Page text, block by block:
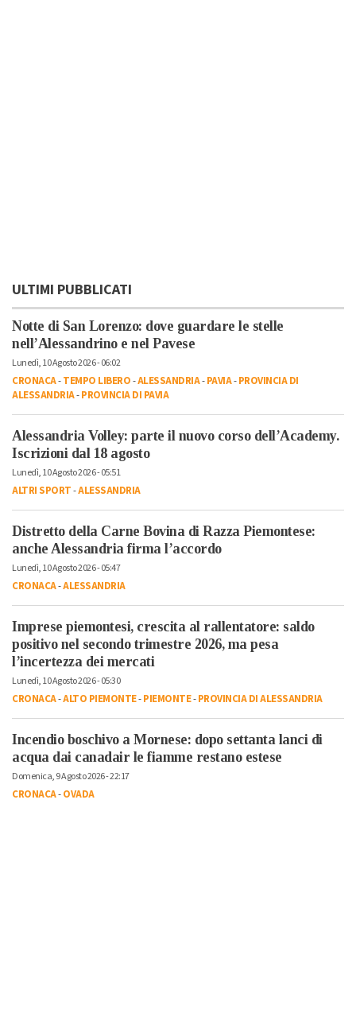
ULTIMI PUBBLICATI
Notte di San Lorenzo: dove guardare le stelle
nell’Alessandrino e nel Pavese
Lunedì, 10 Agosto 2026 - 06:02
CRONACA-TEMPO LIBERO-ALESSANDRIA-PAVIA-PROVINCIA DI
ALESSANDRIA-PROVINCIA DI PAVIA
Alessandria Volley: parte il nuovo corso dell’Academy.
Iscrizioni dal 18 agosto
Lunedì, 10 Agosto 2026 - 05:51
ALTRI SPORT-ALESSANDRIA
Distretto della Carne Bovina di Razza Piemontese:
anche Alessandria firma l’accordo
Lunedì, 10 Agosto 2026 - 05:47
CRONACA-ALESSANDRIA
Imprese piemontesi, crescita al rallentatore: saldo
positivo nel secondo trimestre 2026, ma pesa
l’incertezza dei mercati
Lunedì, 10 Agosto 2026 - 05:30
CRONACA-ALTO PIEMONTE-PIEMONTE-PROVINCIA DI ALESSANDRIA
Incendio boschivo a Mornese: dopo settanta lanci di
acqua dai canadair le fiamme restano estese
Domenica, 9 Agosto 2026 - 22:17
CRONACA-OVADA